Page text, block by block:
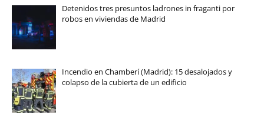
Detenidos tres presuntos ladrones in fraganti por
robos en viviendas de Madrid
Incendio en Chamberí (Madrid): 15 desalojados y
colapso de la cubierta de un edificio